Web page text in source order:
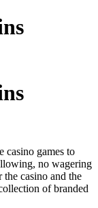
casino games to
no wagering
casino and the
of branded